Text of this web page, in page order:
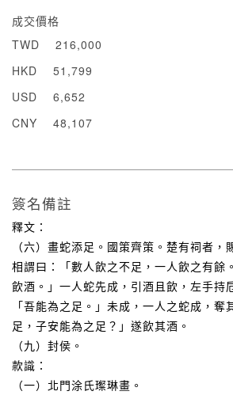
成交價格
TWD
216,000
HKD
51,799
USD
6,652
CNY
48,107
簽名備註
釋文：
（六）畫蛇添足。國策齊策。楚有祠者，
相謂曰：「數人飲之不足，一人飲之有餘
飲酒。」一人蛇先成，引酒且飲，左手持
「吾能為之足。」未成，一人之蛇成，奪
足，子安能為之足？」遂飲其酒。
（九）封侯。
款識：
（一）北門涂氏璨琳畫。